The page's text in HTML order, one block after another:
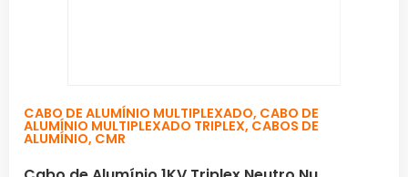
CABO DE ALUMÍNIO MULTIPLEXADO, CABO DE
ALUMÍNIO MULTIPLEXADO TRIPLEX, CABOS DE
ALUMÍNIO, CMR